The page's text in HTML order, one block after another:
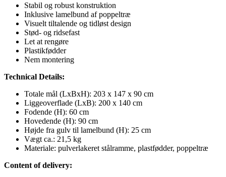
Stabil og robust konstruktion
Inklusive lamelbund af poppeltræ
Visuelt tiltalende og tidløst design
Stød- og ridsefast
Let at rengøre
Plastikfødder
Nem montering
Technical Details:
Totale mål (LxBxH): 203 x 147 x 90 cm
Liggeoverflade (LxB): 200 x 140 cm
Fodende (H): 60 cm
Hovedende (H): 90 cm
Højde fra gulv til lamelbund (H): 25 cm
Vægt ca.: 21,5 kg
Materiale: pulverlakeret stålramme, plastfødder, poppeltræ
Content of delivery: